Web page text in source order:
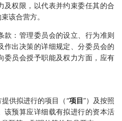
及权限，以代表并约束委任其的合
该合营方。
款：管理委员会的设立、行为准则
作出决策的详细规定、分委员会的
委员会授予职能及权力方面，应有
供拟进行的项目（“项目”）及按照
该预算应详细载有拟进行的资本活